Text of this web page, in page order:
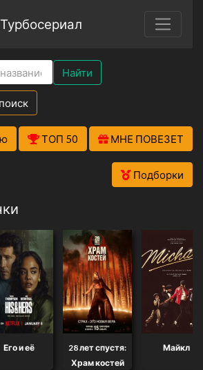
Турбосериал
Найти
ТОП 50 МНЕ ПОВЕЗЕТ
Подборки
Его и её
28 лет спустя:
Храм костей
Майкл